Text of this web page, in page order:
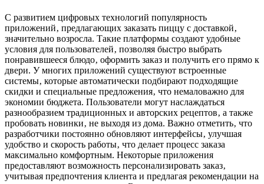
С развитием цифровых технологий популярность
приложений‚ предлагающих заказать пиццу с доставкой‚
значительно возросла. Такие платформы создают удобные
условия для пользователей‚ позволяя быстро выбрать
понравившееся блюдо‚ оформить заказ и получить его прямо к
двери. У многих приложений существуют встроенные
системы‚ которые автоматически подбирают подходящие
скидки и специальные предложения‚ что немаловажно для
экономии бюджета. Пользователи могут наслаждаться
разнообразием традиционных и авторских рецептов‚ а также
пробовать новинки‚ не выходя из дома. Важно отметить‚ что
разработчики постоянно обновляют интерфейсы‚ улучшая
удобство и скорость работы‚ что делает процесс заказа
максимально комфортным. Некоторые приложения
предоставляют возможность персонализировать заказ‚
учитывая предпочтения клиента и предлагая рекомендации на